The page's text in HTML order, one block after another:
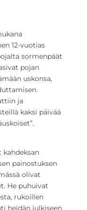
12-vuotias
sormenpäät
pojan
uskonsa,
ja
kaksi päivää
kahdeksan
painostuksen
olivat
He puhuivat
rukoillen
heidän julkiseen